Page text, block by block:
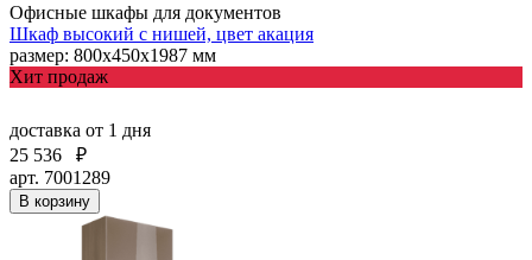
Офисные шкафы для документов
Шкаф высокий с нишей, цвет акация
размер: 800х450х1987 мм
Хит продаж
доставка от 1 дня
25 536
₽
арт. 7001289
В корзину